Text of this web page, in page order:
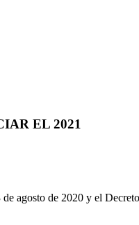
EL 2021
de 2020 y el Decreto